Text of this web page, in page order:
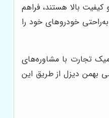
بالا هستند، فراهم
خودروهای خود را
تجارت با مشاوره‌های
بهمن دیزل از طریق این